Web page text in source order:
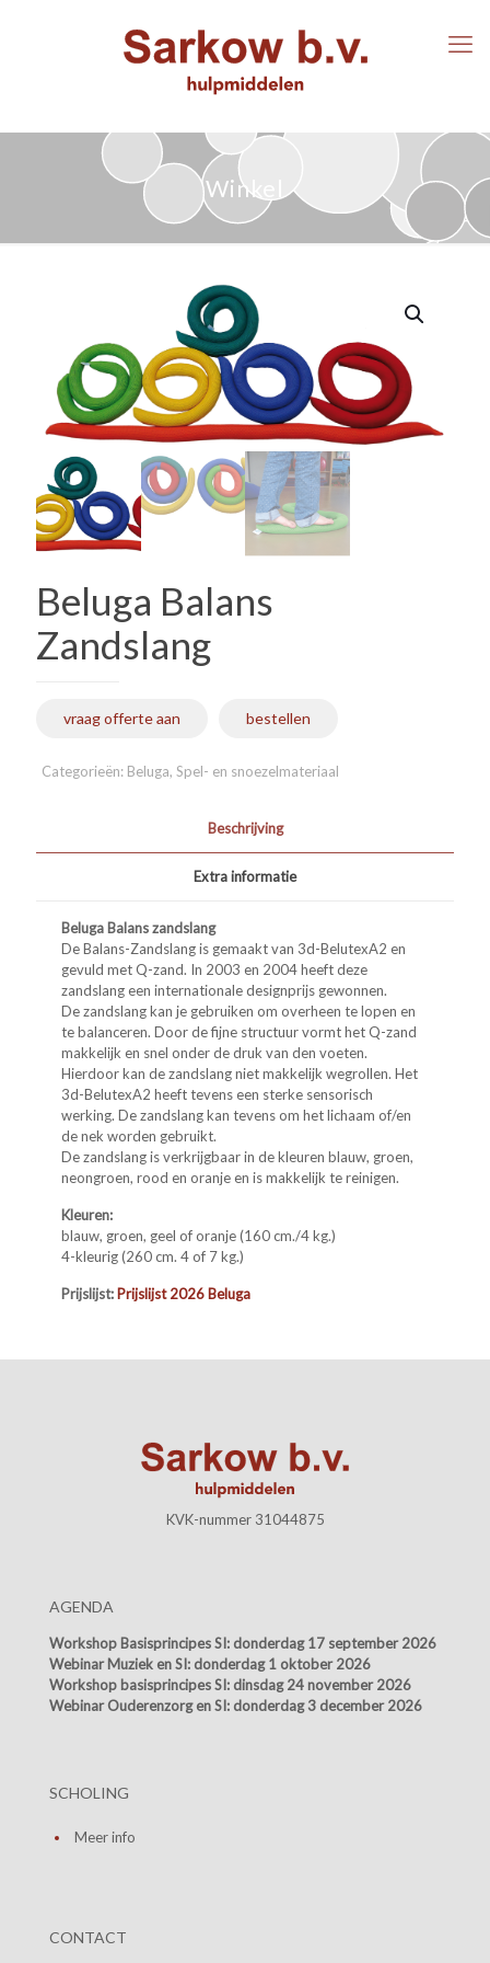
Winkel
Beluga Balans
Zandslang
vraag offerte aan bestellen
Categorieën: Beluga, Spel- en snoezelmateriaal
Beschrijving
Extra informatie
Beluga Balans zandslang
De Balans-Zandslang is gemaakt van 3d-BelutexA2 en
gevuld met Q-zand. In 2003 en 2004 heeft deze
zandslang een internationale designprijs gewonnen.
De zandslang kan je gebruiken om overheen te lopen en
te balanceren. Door de fijne structuur vormt het Q-zand
makkelijk en snel onder de druk van den voeten.
Hierdoor kan de zandslang niet makkelijk wegrollen. Het
3d-BelutexA2 heeft tevens een sterke sensorisch
werking. De zandslang kan tevens om het lichaam of/en
de nek worden gebruikt.
De zandslang is verkrijgbaar in de kleuren blauw, groen,
neongroen, rood en oranje en is makkelijk te reinigen.
Kleuren:
blauw, groen, geel of oranje (160 cm./4 kg.)
4-kleurig (260 cm. 4 of 7 kg.)
Prijslijst: Prijslijst 2026 Beluga
KVK-nummer 31044875
AGENDA
Workshop Basisprincipes SI: donderdag 17 september 2026
Webinar Muziek en SI: donderdag 1 oktober 2026
Workshop basisprincipes SI: dinsdag 24 november 2026
Webinar Ouderenzorg en SI: donderdag 3 december 2026
SCHOLING
Meer info
CONTACT